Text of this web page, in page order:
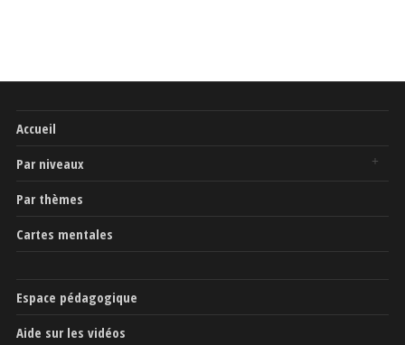
Accueil
Par niveaux
Par thèmes
Cartes mentales
Espace pédagogique
Aide sur les vidéos